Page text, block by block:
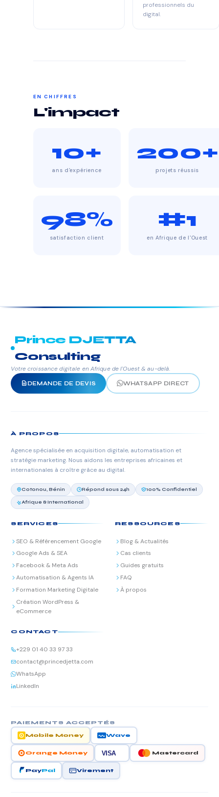
professionnels du
digital.
EN CHIFFRES
L'impact
10+
ans d'expérience
200+
projets réussis
98%
satisfaction client
#1
en Afrique de l'Ouest
Prince DJETTA
Consulting
Votre croissance digitale en Afrique de l'Ouest & au-delà.
DEMANDE DE DEVIS WHATSAPP DIRECT
À PROPOS
Agence spécialisée en acquisition digitale, automatisation et
stratégie marketing. Nous aidons les entreprises africaines et
internationales à croître grâce au digital.
Cotonou, Bénin Répond sous 24h 100% Confidentiel
Afrique & International
SERVICES
SEO & Référencement Google
Google Ads & SEA
Facebook & Meta Ads
Automatisation & Agents IA
Formation Marketing Digitale
Création WordPress &
eCommerce
RESSOURCES
Blog & Actualités
Cas clients
Guides gratuits
FAQ
À propos
CONTACT
+229 01 40 33 97 33
contact@princedjetta.com
WhatsApp
LinkedIn
PAIEMENTS ACCEPTÉS
Mobile Money Wave
Orange Money VISA Mastercard
PayPal Virement